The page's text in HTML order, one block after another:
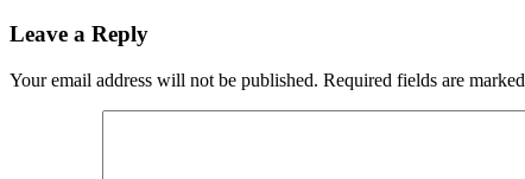
Leave a Reply
Your email address will not be published. Required fields are marked